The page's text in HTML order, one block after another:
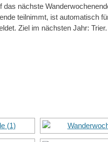
das nächste
teilnimmt, ist automatisch
Ziel im nächsten Jahr: Trier.